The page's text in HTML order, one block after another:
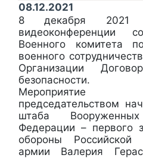
08.12.2021
8 декабря
видеоконференции
Военного комитета
военного
Организации
безопасности.
председательством
штаба
Федерации – первого
обороны Российской
армии Валерия